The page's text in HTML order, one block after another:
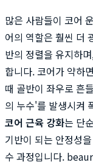
많은 사람들이 코어
어의 역할은 훨씬 더
반의 정렬을 유지하
합니다. 코어가 약하
때 골반이 좌우로 흔
의 누수'를 발생시켜
코어 근육 강화는 단
기반이 되는 안정성
수 과정입니다.